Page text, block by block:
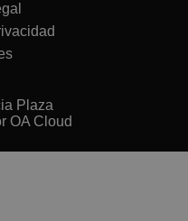
Plaza
OA Cloud